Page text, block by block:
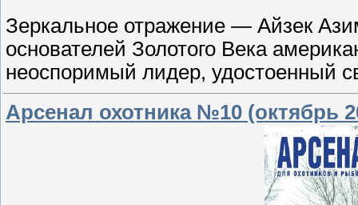
Зеркальное отражение — Айзек
основателей Золотого Века
неоспоримый лидер, удостоенный
Арсенал охотника №10 (октябрь